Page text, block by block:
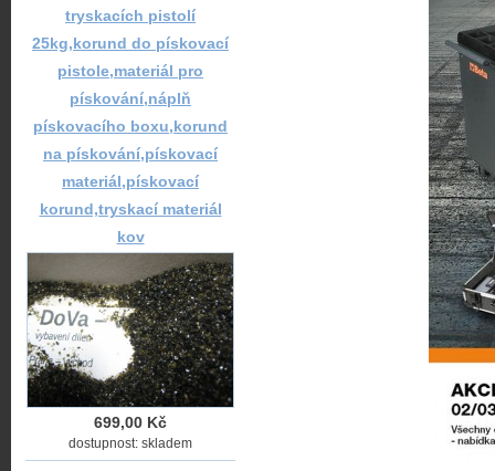
tryskacích pistolí
25kg,korund do pískovací
pistole,materiál pro
pískování,náplň
pískovacího boxu,korund
na pískování,pískovací
materiál,pískovací
korund,tryskací materiál
kov
699,00 Kč
dostupnost: skladem